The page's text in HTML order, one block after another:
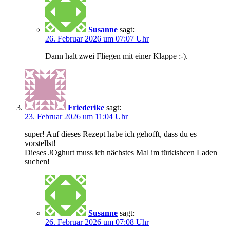
Susanne sagt:
26. Februar 2026 um 07:07 Uhr
Dann halt zwei Fliegen mit einer Klappe :-).
Friederike sagt:
23. Februar 2026 um 11:04 Uhr
super! Auf dieses Rezept habe ich gehofft, dass du es
vorstellst!
Dieses JOghurt muss ich nächstes Mal im türkishcen Laden
suchen!
Susanne sagt:
26. Februar 2026 um 07:08 Uhr